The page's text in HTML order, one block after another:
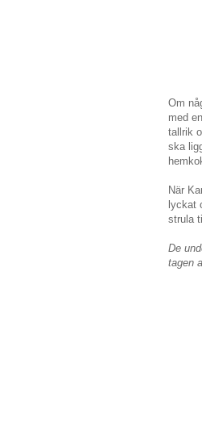
Om
med
tallrik
ska
När
lyckat
strula
De
tagen